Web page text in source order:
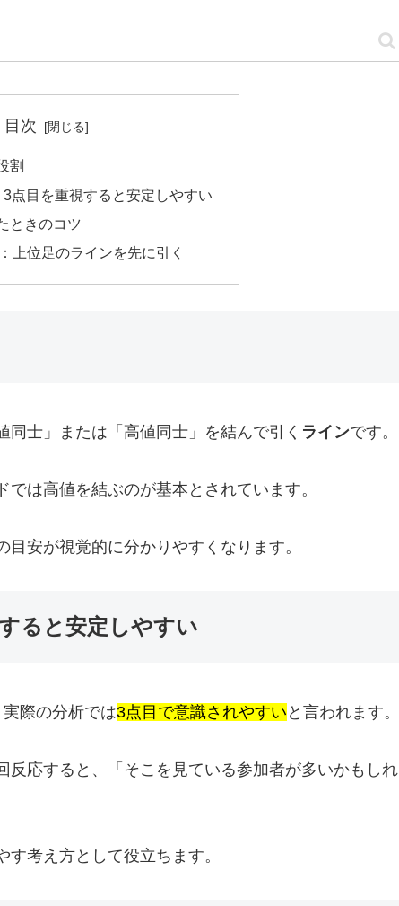
目次
割
点目を重視すると安定しやすい
ときのコツ
上位足のラインを先に引く
同士」または「高値同士」を結んで引く ラインです。
は高値を結ぶのが基本とされています。
安が視覚的に分かりやすくなります。
ると安定しやすい
際の分析では3点目で意識されやすい と言われます。
反応すると、「そこを見ている参加者が多いかもしれ
考え方として役立ちます。